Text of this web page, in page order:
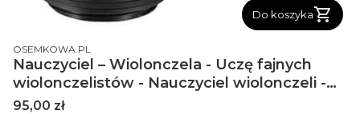
Do koszyka
PRODUCENT
OSEMKOWA.PL
Nauczyciel – Wiolonczela - Uczę fajnych
wiolonczelistów - Nauczyciel wiolonczeli -
Kubek termiczny
Cena
95,00 zł